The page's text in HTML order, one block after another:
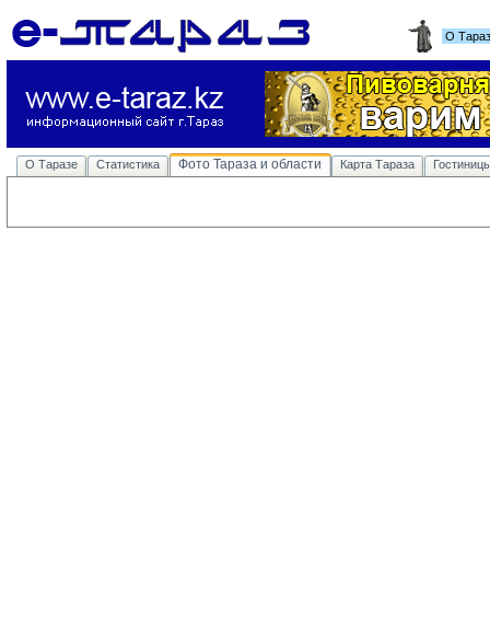
О
О Таразе Статистика Фото Тараза и области Карта Тараза